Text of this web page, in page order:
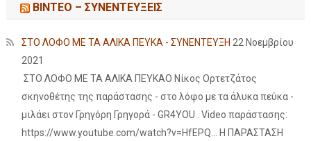
ΒΙΝΤΕΟ – ΣΥΝΕΝΤΕΥΞΕΙΣ
ΣΤΟ ΛΟΦΟ ΜΕ ΤΑ ΑΛΙΚΑ ΠΕΥΚΑ - ΣΥΝΕΝΤΕΥΞΗ 22 Νοεμβρίου
2021
ΣΤΟ ΛΟΦΟ ΜΕ ΤΑ ΑΛΙΚΑ ΠΕΥΚΑΟ Νίκος Ορτετζάτος
σκηνοθέτης της παράστασης - στο λόφο με τα άλυκα πεύκα -
μιλάει στον Γρηγόρη Γρηγορά - GR4YOU . Video παράστασης:
https://www.youtube.com/watch?v=HfEPQ... Η ΠΑΡΑΣΤΑΣΗ